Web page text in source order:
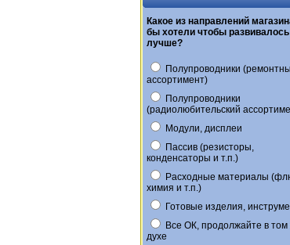
Какое из направлений
бы хотели чтобы развивалось
лучше?
Полупроводники
ассортимент)
Полупроводники
(радиолюбительский
Модули, дисплеи
Пассив (резисторы,
конденсаторы и т.п.)
Расходные материалы
химия и т.п.)
Готовые изделия,
Все ОК, продолжайте в том
духе